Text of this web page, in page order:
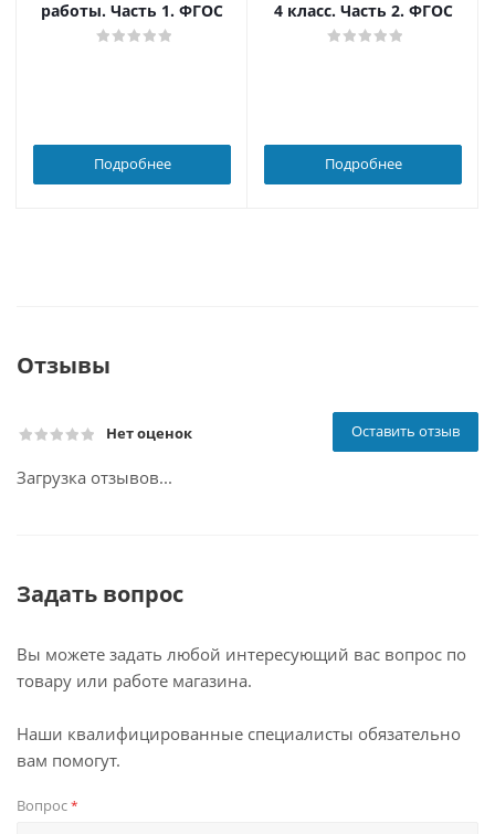
работы. Часть 1. ФГОС
Подробнее
4 класс. Часть 2. ФГОС
Подробнее
Отзывы
Нет оценок Оставить отзыв
Загрузка отзывов...
Задать вопрос
Вы можете задать любой интересующий вас вопрос по
товару или работе магазина.
Наши квалифицированные специалисты обязательно
вам помогут.
Вопрос*